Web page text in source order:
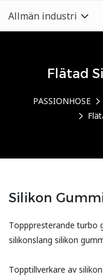
Allmän industri
Flätad
PASSIONHOSE
Silikon
Topppresterande turbo
silikonslang silikon
Topptillverkare av